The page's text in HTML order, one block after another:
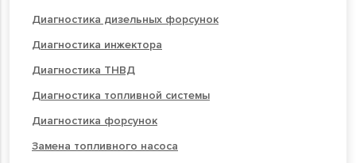
Диагностика дизельных форсунок
Диагностика инжектора
Диагностика ТНВД
Диагностика топливной системы
Диагностика форсунок
Замена топливного насоса